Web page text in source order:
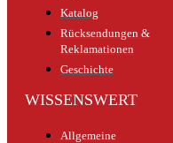
Katalog
Rücksendungen &
Reklamationen
Geschichte
WISSENSWERT
Allgemeine